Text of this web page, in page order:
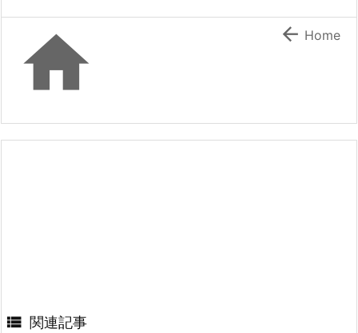
  Home
 関連記事